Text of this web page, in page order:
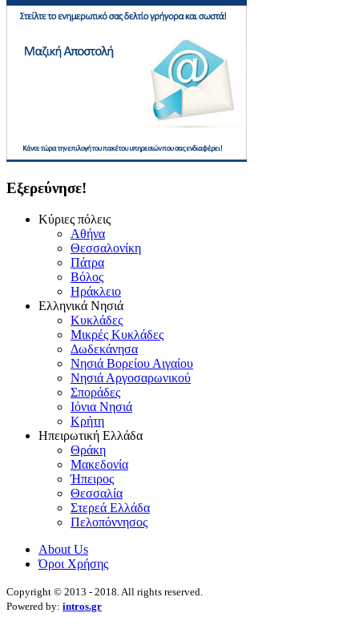
Εξερεύνησε!
Κύριες πόλεις
Αθήνα
Θεσσαλονίκη
Πάτρα
Βόλος
Ηράκλειο
Ελληνικά Νησιά
Κυκλάδες
Μικρές Κυκλάδες
Δωδεκάνησα
Νησιά Βορείου Αιγαίου
Νησιά Αργοσαρωνικού
Σποράδες
Ιόνια Νησιά
Κρήτη
Ηπειρωτική Ελλάδα
Θράκη
Μακεδονία
Ήπειρος
Θεσσαλία
Στερεά Ελλάδα
Πελοπόννησος
About Us
Όροι Χρήσης
Copyright © 2013 - 2018. All rights reserved.
Powered by: intros.gr